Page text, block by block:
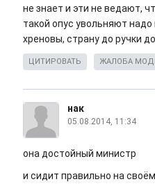
не знает и эти не ведают,
такой опус увольняют
хреновы, страну до ручки
ЦИТИРОВАТЬ ЖАЛОБА
нак
05.08.2014, 11:34
она достойный министр
и сидит правильно на своём